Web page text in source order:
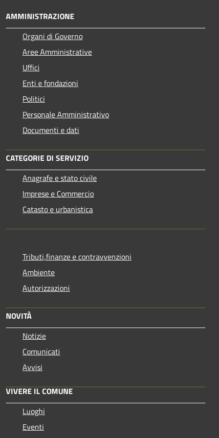
AMMINISTRAZIONE
Organi di Governo
Aree Amministrative
Uffici
Enti e fondazioni
Politici
Personale Amministrativo
Documenti e dati
CATEGORIE DI SERVIZIO
Anagrafe e stato civile
Imprese e Commercio
Catasto e urbanistica
Tributi,finanze e contravvenzioni
Ambiente
Autorizzazioni
NOVITÀ
Notizie
Comunicati
Avvisi
VIVERE IL COMUNE
Luoghi
Eventi